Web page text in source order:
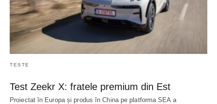
TESTE
Test Zeekr X: fratele premium din Est
Proiectat în Europa și produs în China pe platforma SEA a